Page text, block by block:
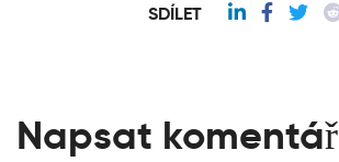
SDÍLET
Napsat komentář